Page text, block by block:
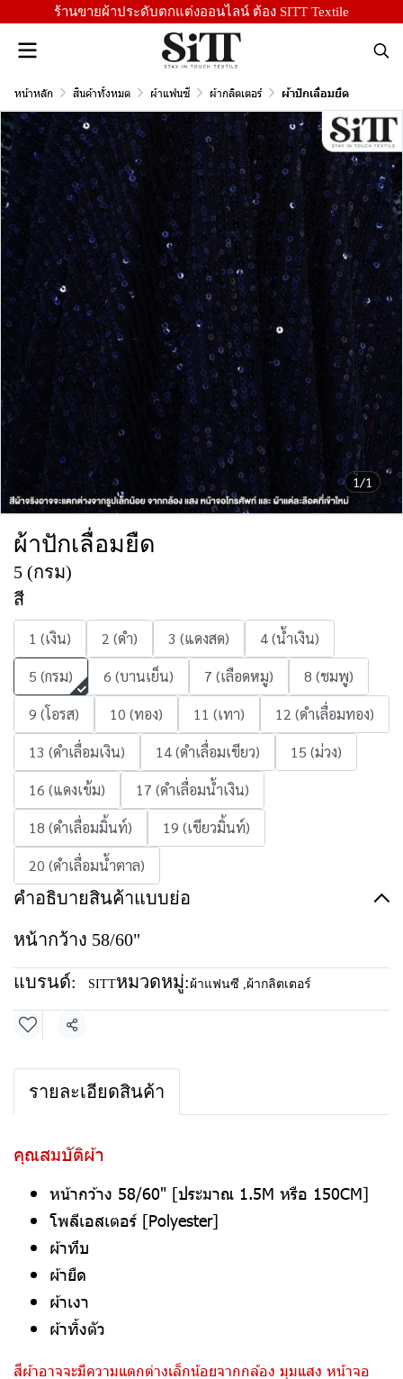
ร้านขายผ้าประดับตกแต่งออนไลน์ ต้อง SITT Textile
หน้าหลัก สินค้าทั้งหมด ผ้าแฟนซี ผ้ากลิตเตอร์ ผ้าปักเลื่อมยืด
1/1
ผ้าปักเลื่อมยืด
5 (กรม)
สี
1 (เงิน) 2 (ดำ) 3 (แดงสด)
4 (น้ำเงิน)
5 (กรม)
6 (บานเย็น) 7 (เลือดหมู)
8 (ชมพู)
9 (โอรส)
10 (ทอง) 11 (เทา)
12 (ดำเลื่อมทอง)
13 (ดำเลื่อมเงิน)
14 (ดำเลื่อมเขียว)
15 (ม่วง)
16 (แดงเข้ม)
17 (ดำเลื่อมน้ำเงิน)
18 (ดำเลื่อมมิ้นท์)
19 (เขียวมิ้นท์)
20 (ดำเลื่อมน้ำตาล)
คำอธิบายสินค้าแบบย่อ
หน้ากว้าง 58/60"
แบรนด์: SITTหมวดหมู่: ผ้าแฟนซี ,ผ้ากลิตเตอร์
แชร์
รายละเอียดสินค้า
คุณสมบัติผ้า
หน้ากว้าง 58/60" [ประมาณ 1.5M หรือ 150CM]
โพลีเอสเตอร์ [Polyester]
ผ้าทึบ
ผ้ายืด
ผ้าเงา
ผ้าทิ้งตัว
สีผ้าอาจจะมีความแตกต่างเล็กน้อยจากกล้อง มุมแสง หน้าจอ